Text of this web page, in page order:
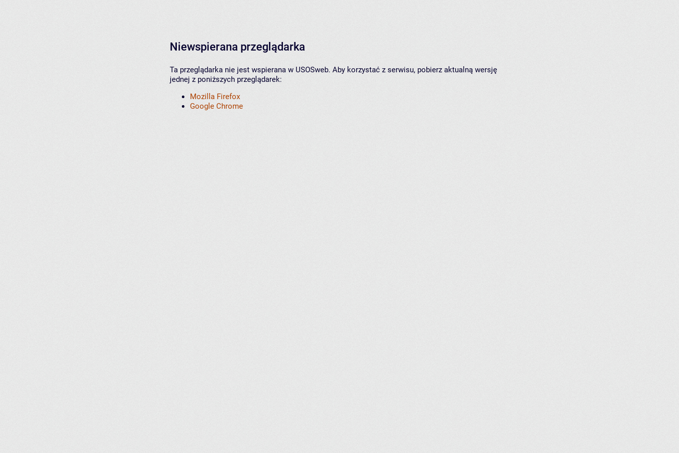
Niewspierana przeglądarka
Ta przeglądarka nie jest wspierana w USOSweb. Aby korzystać z serwisu, pobierz aktualną wersję
jednej z poniższych przeglądarek:
Mozilla Firefox
Google Chrome